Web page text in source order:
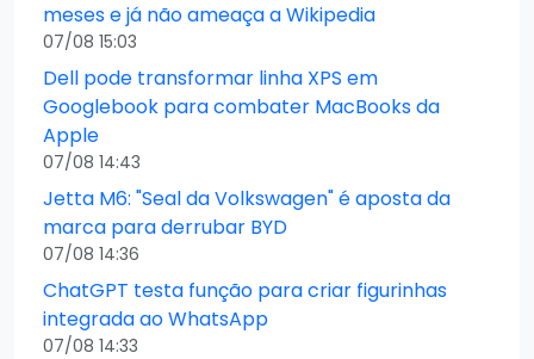
meses e já não ameaça a Wikipedia
07/08 15:03
Dell pode transformar linha XPS em
Googlebook para combater MacBooks da
Apple
07/08 14:43
Jetta M6: "Seal da Volkswagen" é aposta da
marca para derrubar BYD
07/08 14:36
ChatGPT testa função para criar figurinhas
integrada ao WhatsApp
07/08 14:33